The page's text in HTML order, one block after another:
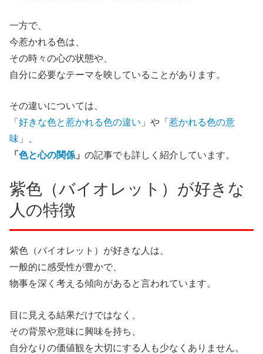
一方で、
今惹かれる色は、
その時々の心の状態や、
自分に必要なテーマを映していることがあります。
その違いについては、
「 好きな色と惹かれる色の違い 」や「 惹かれる色の意
味 」、
「 色と心の関係」 の記事でも詳しく紹介しています。
紫色（バイオレット）が好きな
人の特徴
紫色（バイオレット）が好きな人は、
一般的に感受性が豊かで、
物事を深く考える傾向があると言われています。
目に見える結果だけではなく、
その背景や意味に興味を持ち、
自分なりの価値観を大切にする人も少なくありません。